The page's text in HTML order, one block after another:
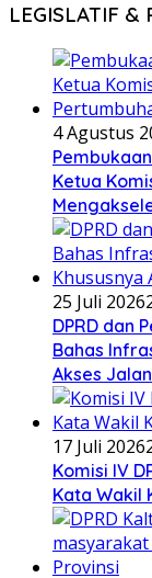
LEGISLATIF &
4 Agustus
Ketua
25 Juli 2026
DPRD dan
Bahas
Akses
17 Juli 2026
Komisi IV
Kata Wakil